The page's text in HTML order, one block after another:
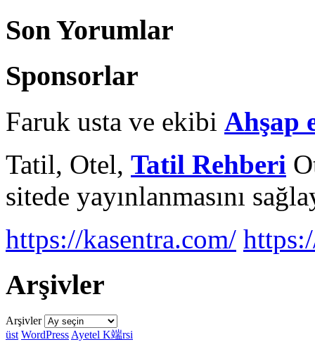
Son Yorumlar
Sponsorlar
Faruk usta ve ekibi Ahşap
Tatil, Otel, Tatil Rehberi
sitede yayınlanmasını
https://kasentra.com/
Arşivler
Arşivler
üst WordPress Ayetel K端rsi